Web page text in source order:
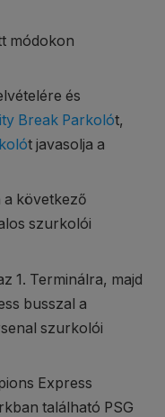
módokon
és
Break Parkolót,
t javasolja a
következő
szurkolói
1. Terminálra, majd
busszal a
szurkolói
Express
található PSG